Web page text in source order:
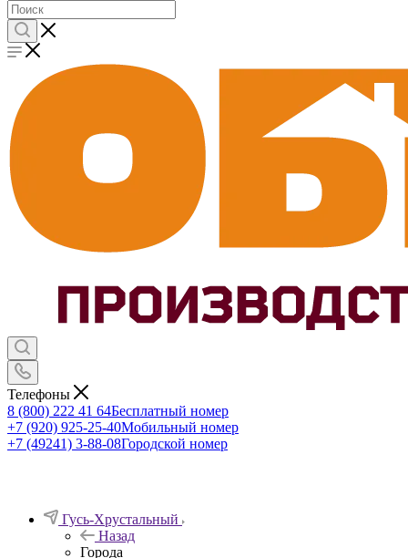
Телефоны
8 (800) 222 41 64Бесплатный номер
+7 (920) 925-25-40Мобильный номер
+7 (49241) 3-88-08Городской номер
Гусь-Хрустальный
Назад
Города